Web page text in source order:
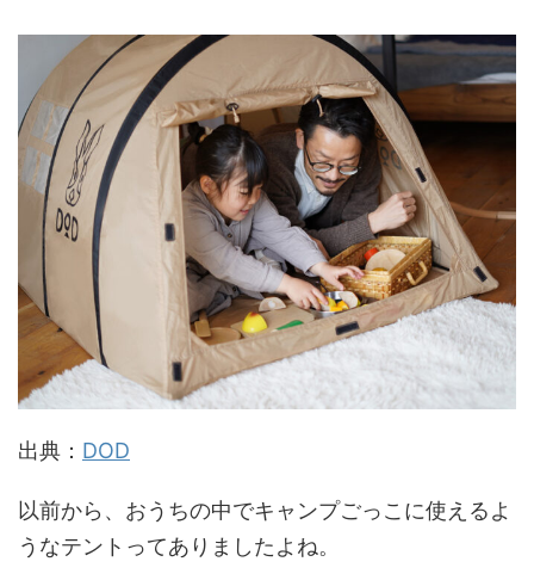
出典： DOD
以前から、おうちの中でキャンプごっこに使えるよ
うなテントってありましたよね。